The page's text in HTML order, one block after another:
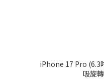
iPhone 17 Pro (6.3
吸旋